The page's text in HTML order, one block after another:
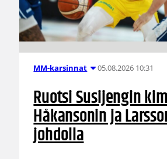
MM-karsinnat 05.08.2026 10:31
Ruotsi Susijengin
Håkansonin ja
johdolla